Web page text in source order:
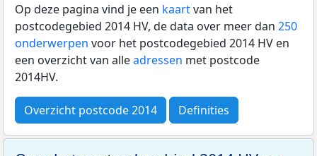
Op deze pagina vind je een kaartvan het
postcodegebied 2014 HV, de data over meer dan 250
onderwerpen voor het postcodegebied 2014 HV en
een overzicht van alleadressen met postcode
2014HV.
Overzicht postcode 2014 Definities